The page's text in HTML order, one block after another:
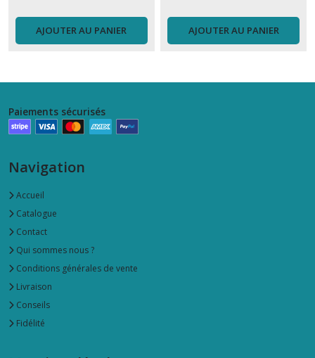
AJOUTER AU PANIER AJOUTER AU PANIER
Paiements sécurisés
Navigation
Accueil
Catalogue
Contact
Qui sommes nous ?
Conditions générales de vente
Livraison
Conseils
Fidélité